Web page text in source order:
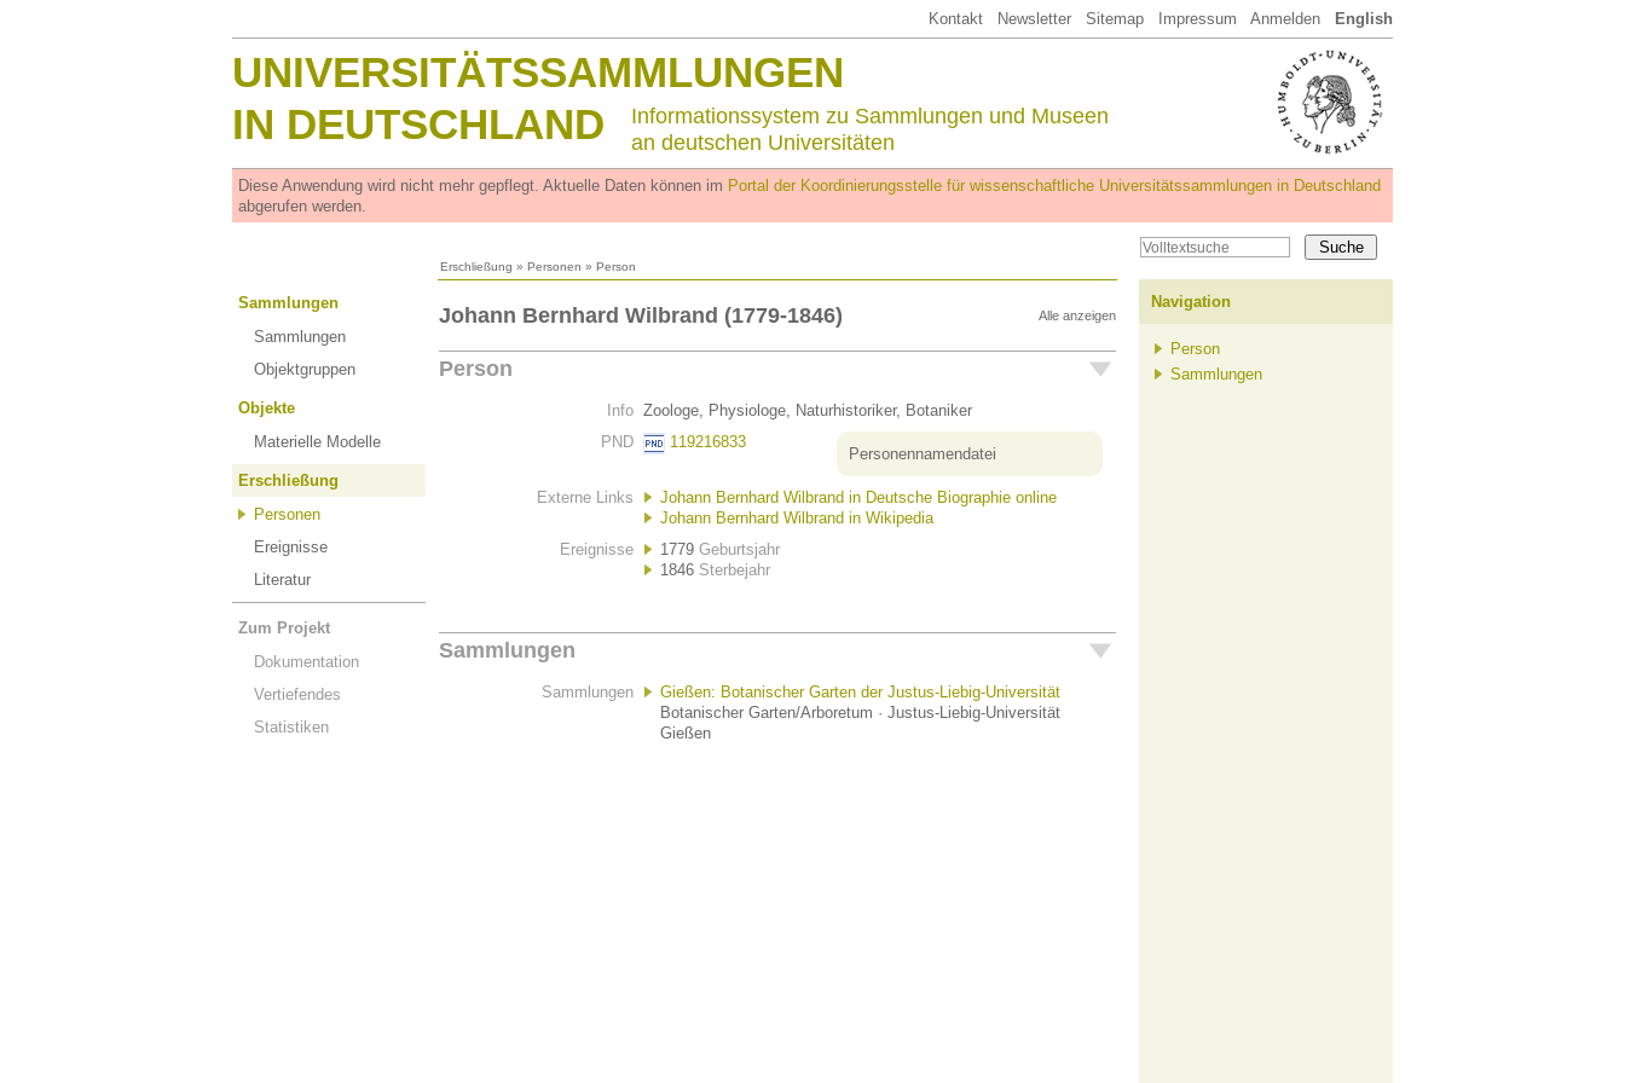
Kontakt Newsletter Sitemap Impressum Anmelden English
UNIVERSITÄTSSAMMLUNGEN
IN DEUTSCHLAND
Informationssystem zu Sammlungen und Museen
an deutschen Universitäten
Diese Anwendung wird nicht mehr gepflegt. Aktuelle Daten können im Portal der Koordinierungsstelle für wissenschaftliche Universitätssammlungen in Deutschland
abgerufen werden.
Erschließung » Personen » Person
Sammlungen
Sammlungen
Objektgruppen
Objekte
Materielle Modelle
Erschließung
Personen
Ereignisse
Literatur
Zum Projekt
Dokumentation
Vertiefendes
Statistiken
Alle anzeigen
Johann Bernhard Wilbrand (1779-1846)
Person
Info Zoologe, Physiologe, Naturhistoriker, Botaniker
PND
119216833
Personennamendatei
Externe Links
Johann Bernhard Wilbrand in Deutsche Biographie online
Johann Bernhard Wilbrand in Wikipedia
Ereignisse
1779 Geburtsjahr
1846 Sterbejahr
Sammlungen
Sammlungen
Gießen: Botanischer Garten der Justus-Liebig-Universität
Botanischer Garten/Arboretum · Justus-Liebig-Universität
Gießen
Navigation
Person
Sammlungen